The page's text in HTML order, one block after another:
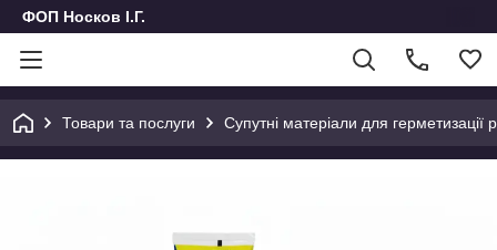
ФОП Носков І.Г.
Товари та послуги Супутні матеріали для